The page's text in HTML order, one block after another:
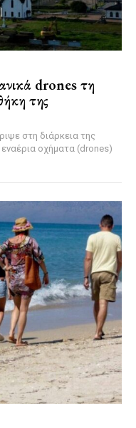
drones τη
της
στη διάρκεια της
οχήματα (drones)